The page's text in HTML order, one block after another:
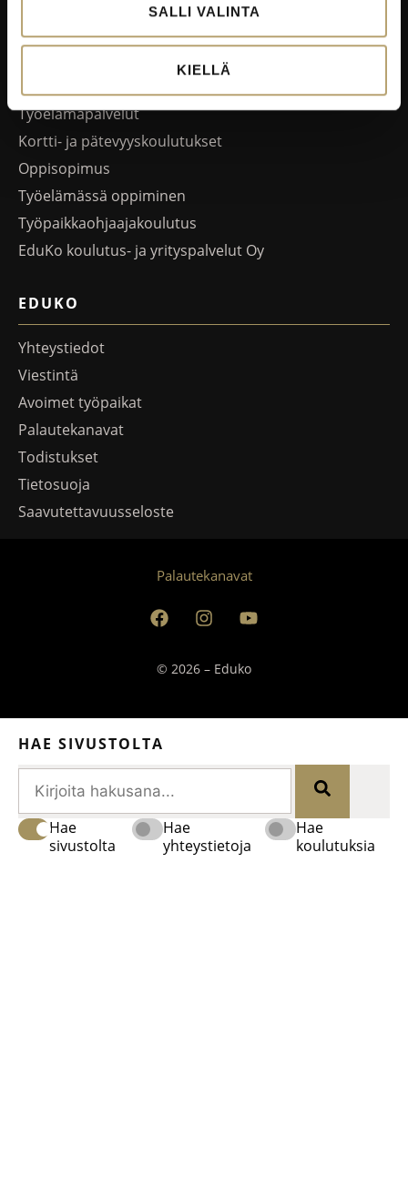
SALLI VALINTA
KIELLÄ
Työelämäpalvelut
Kortti- ja pätevyyskoulutukset
Oppisopimus
Työelämässä oppiminen
Työpaikkaohjaajakoulutus
EduKo koulutus- ja yrityspalvelut Oy
EDUKO
Yhteystiedot
Viestintä
Avoimet työpaikat
Palautekanavat
Todistukset
Tietosuoja
Saavutettavuusseloste
© 2026 – Eduko
Palautekanavat
HAE SIVUSTOLTA
Hae
sivustolta
Hae
yhteystietoja
Hae
koulutuksia